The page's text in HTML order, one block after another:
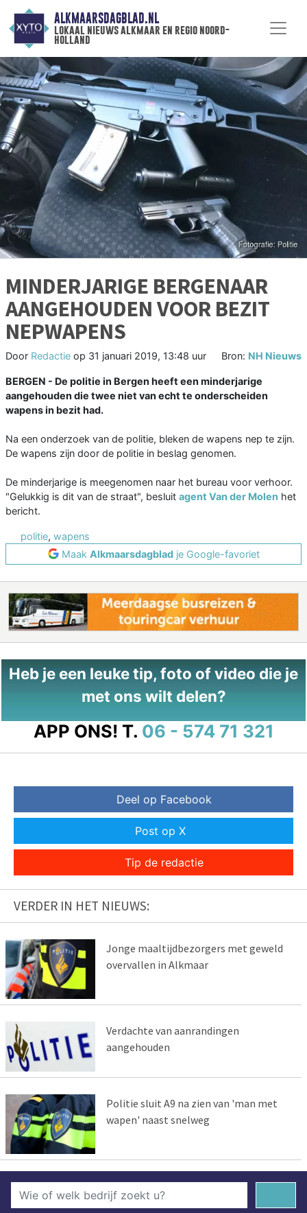
ALKMAARSDAGBLAD.NL
lokaal nieuws alkmaar en regio noord-
holland
MINDERJARIGE BERGENAAR
AANGEHOUDEN VOOR BEZIT
NEPWAPENS
Door Redactie op 31 januari 2019, 13:48 uur Bron: NH Nieuws
BERGEN - De politie in Bergen heeft een minderjarige
aangehouden die twee niet van echt te onderscheiden
wapens in bezit had.
Na een onderzoek van de politie, bleken de wapens nep te zijn.
De wapens zijn door de politie in beslag genomen.
De minderjarige is meegenomen naar het bureau voor verhoor.
"Gelukkig is dit van de straat", besluit agent Van der Molen het
bericht.
politie, wapens
Maak Alkmaarsdagbladje Google-favoriet
Heb je een leuke tip, foto of video die je
met ons wilt delen?
APP ONS! T. 06 - 574 71 321
Deel op Facebook
Post op X
Tip de redactie
VERDER IN HET NIEUWS:
Jonge maaltijdbezorgers met geweld
overvallen in Alkmaar
Verdachte van aanrandingen
aangehouden
Politie sluit A9 na zien van 'man met
wapen' naast snelweg